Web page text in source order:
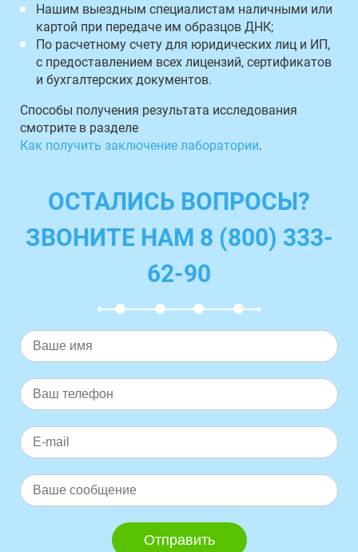
Нашим выездным специалистам наличными или
картой при передаче им образцов ДНК;
По расчетному счету для юридических лиц и ИП,
с предоставлением всех лицензий, сертификатов
и бухгалтерских документов.
Способы получения результата исследования
смотрите в разделе
Как получить заключение лаборатории.
ОСТАЛИСЬ ВОПРОСЫ?
ЗВОНИТЕ НАМ 8 (800) 333-
62-90